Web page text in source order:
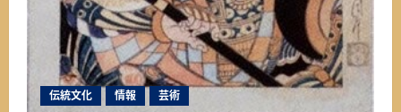
伝統文化 情報 芸術